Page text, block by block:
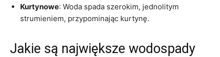
Kurtynowe: Woda spada szerokim, jednolitym
strumieniem, przypominając kurtynę.
Jakie są największe wodospady